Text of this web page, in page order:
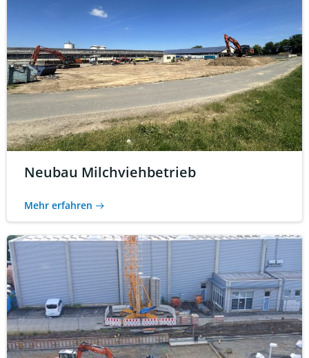
Neubau Milchviehbetrieb
Mehr erfahren